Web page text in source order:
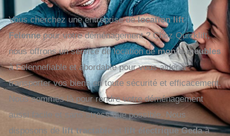
Vous cherchez une entreprise delocation lift
Felennepour votre déménagement ? Chez Quicklift,
nous offrons un service de location demonte-meubles
à Felennefiable et abordable pour vous aider à
transporter vos biens en toute sécurité et efficacement.
Nous sommes là pour rendre votre déménagement
aussi facile et sans stress que possible. Nous
disposons de lift tractable et lift électrique Gedaà